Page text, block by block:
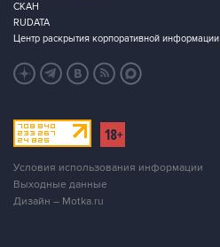
СКАН
RUDATA
Центр раскрытия корпоративной информации
Условия использования информации
Выходные данные
Дизайн – Motka.ru